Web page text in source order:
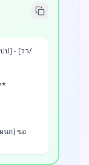
มีเรื่องเร่ง
ท์]
ป] - [วว/
นก] ขอ